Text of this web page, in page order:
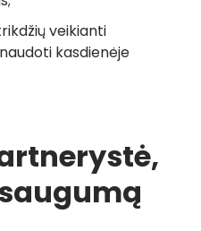
veikianti
kasdienėje
mėnuo